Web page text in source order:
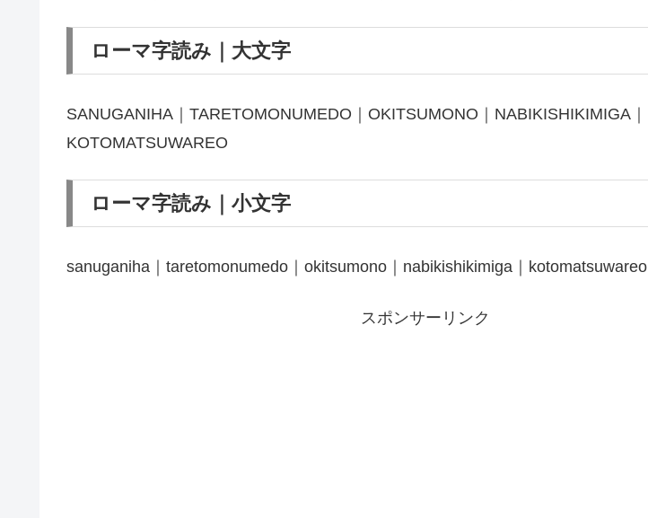
ローマ字読み｜大文字
SANUGANIHA｜TARETOMONUMEDO｜OKITSUMONO｜NABIKISHIKIMIGA｜
KOTOMATSUWAREO
ローマ字読み｜小文字
sanuganiha｜taretomonumedo｜okitsumono｜nabikishikimiga｜kotomatsuwareo
スポンサーリンク